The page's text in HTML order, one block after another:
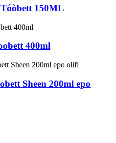
150ML
400ml
Sheen 200ml epo